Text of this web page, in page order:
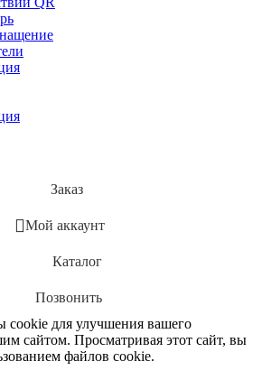
Заказ
Мой аккаунт
Каталог
Позвонить
для улучшения вашего
сайтом. Просматривая этот сайт, вы
файлов cookie.